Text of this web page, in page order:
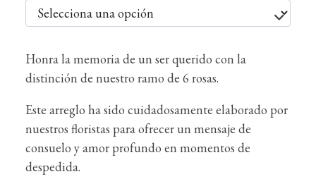
Honra la memoria de un ser querido con la
distinción de nuestro ramo de 6 rosas.
Este arreglo ha sido cuidadosamente elaborado por
nuestros floristas para ofrecer un mensaje de
consuelo y amor profundo en momentos de
despedida.